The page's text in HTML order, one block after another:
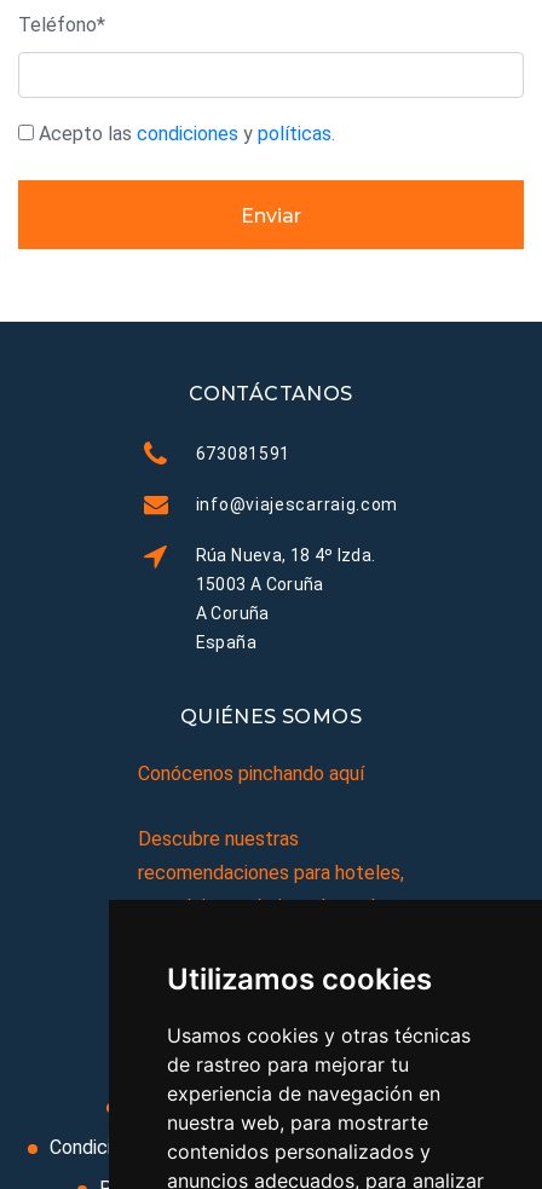
Utilizamos cookies
Usamos cookies y otras técnicas
de rastreo para mejorar tu
experiencia de navegación en
nuestra web, para mostrarte
contenidos personalizados y
anuncios adecuados, para analizar
Teléfono*
Acepto las condiciones y políticas.
Enviar
CONTÁCTANOS
673081591
info@viajescarraig.com
Rúa Nueva, 18 4º Izda.
15003 A Coruña
A Coruña
España
QUIÉNES SOMOS
Conócenos pinchando aquí
Descubre nuestras
recomendaciones para hoteles,
complejos turísticos, hostales,
viajes, y mucho más!
MI AGENCIA
Aviso legal
Condiciones de uso
Condiciones Generales
Ley de Viajes Combinados